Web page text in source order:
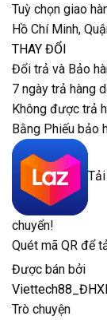
Tuỳ chọn giao
Hồ Chí Minh,
THAY ĐỔI
Đổi trả và Bảo
7 ngày trả hàng
Không được trả
Bằng Phiếu bảo
chuyển!
Quét mã QR để
Được bán bởi
Trò chuyện